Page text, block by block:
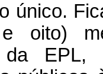
único.
e oito)
da